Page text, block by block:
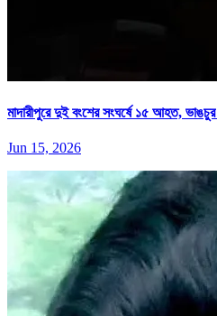
মাদারীপুরে দুই বংশের সংঘর্ষে ১৫ আহত,
Jun 15, 2026